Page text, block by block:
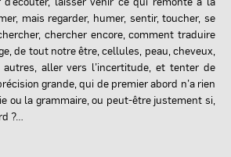
mais regarder, humer, sentir, toucher, se
chercher encore, comment traduire
de tout notre être, cellules, peau, cheveux,
aller vers l’incertitude, et tenter de
grande, qui de premier abord n’a rien
ou la grammaire, ou peut-être justement si,
?…